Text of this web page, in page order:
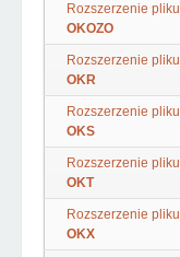
Rozszerzenie pliku
OKOZO
Rozszerzenie pliku
OKR
Rozszerzenie pliku
OKS
Rozszerzenie pliku
OKT
Rozszerzenie pliku
OKX